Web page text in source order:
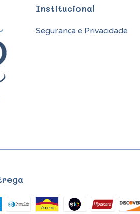
Institucional
Segurança e Privacidade